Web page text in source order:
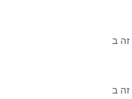
זה ב
זה ב